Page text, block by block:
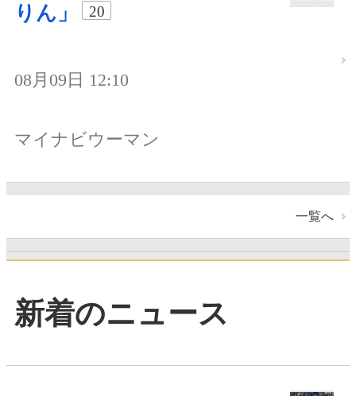
りん」
20
08月09日 12:10
マイナビウーマン
一覧へ
新着のニュース